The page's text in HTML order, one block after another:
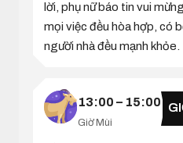
lời, phụ nữ báo tin vui
mọi việc đều hòa hợp, có
người nhà đều mạnh khỏe.
13:00 – 15:00
Giờ Mùi